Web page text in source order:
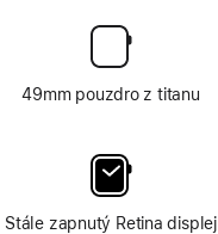
49mm pouzdro z titanu
Stále zapnutý Retina displej